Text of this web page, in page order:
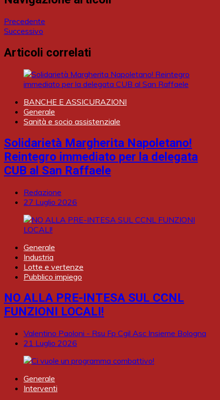
Precedente
Successivo
Articoli correlati
BANCHE E ASSICURAZIONI
Generale
Sanità e socio assistenziale
Solidarietà Margherita Napoletano!
Reintegro immediato per la delegata
CUB al San Raffaele
Redazione
27 Luglio 2026
Generale
Industria
Lotte e vertenze
Pubblico impiego
NO ALLA PRE-INTESA SUL CCNL
FUNZIONI LOCALI!
Valentino Paoloni - Rsu Fp Cgil Asc Insieme Bologna
21 Luglio 2026
Generale
Interventi